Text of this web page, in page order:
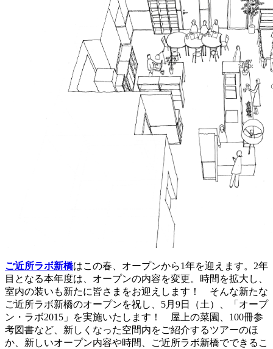
ご近所ラボ新橋はこの春、オープンから1年を迎えます。2年
目となる本年度は、オープンの内容を変更。時間を拡大し、
室内の装いも新たに皆さまをお迎えします！ そんな新たな
ご近所ラボ新橋のオープンを祝し、5月9日（土）、「オープ
ン・ラボ2015」を実施いたします！ 屋上の菜園、100冊参
考図書など、新しくなった空間内をご紹介するツアーのほ
か、新しいオープン内容や時間、ご近所ラボ新橋でできるこ